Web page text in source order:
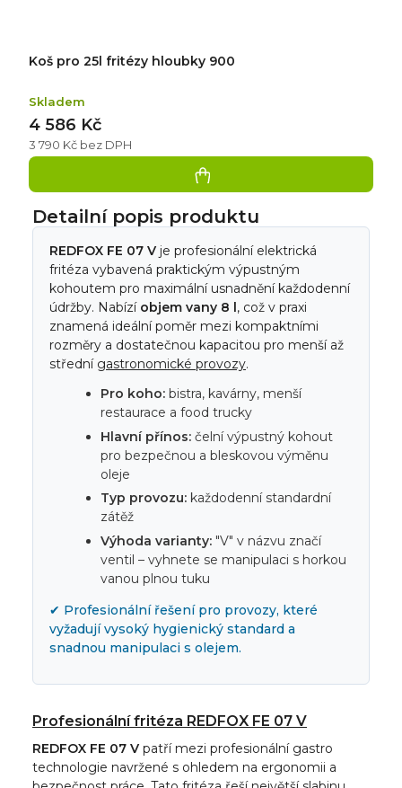
Koš pro 25l fritézy hloubky 900
Skladem
3 790 Kč bez DPH
4 586 Kč
Detailní popis produktu
REDFOX FE 07 V je profesionální elektrická
fritéza vybavená praktickým výpustným
kohoutem pro maximální usnadnění každodenní
údržby. Nabízí objem vany 8 l, což v praxi
znamená ideální poměr mezi kompaktními
rozměry a dostatečnou kapacitou pro menší až
střední gastronomické provozy.
Pro koho:bistra, kavárny, menší
restaurace a food trucky
Hlavní přínos:čelní výpustný kohout
pro bezpečnou a bleskovou výměnu
oleje
Typ provozu:každodenní standardní
zátěž
Výhoda varianty:"V" v názvu značí
ventil – vyhnete se manipulaci s horkou
vanou plnou tuku
✔ Profesionální řešení pro provozy, které
vyžadují vysoký hygienický standard a
snadnou manipulaci s olejem.
Profesionální fritéza REDFOX FE 07 V
REDFOX FE 07 V patří mezi profesionální gastro
technologie navržené s ohledem na ergonomii a